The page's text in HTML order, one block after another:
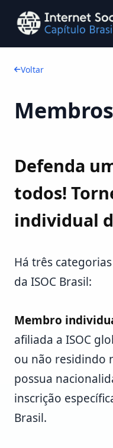
Ir para o conteúdo
Voltar
Defenda
todos!
individual
Há três
da ISOC Brasil:
Membro
afiliada a ISOC
ou não residindo
possua
inscrição
Brasil.